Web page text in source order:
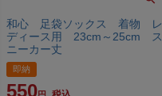
和心 足袋ソックス 着物 レ
ディース用 23cm～25cm ス
ニーカー丈
即納
550